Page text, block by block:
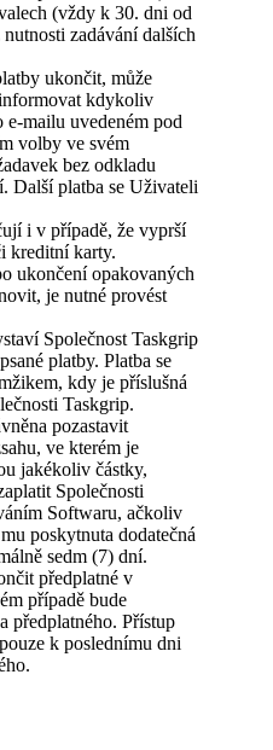
(vždy k 30. dni od
zadávání dalších
ukončit, může
kdykoliv
mailu uvedeném pod
volby ve svém
bez odkladu
Další platba se Uživateli
i v případě, že vyprší
kreditní karty.
ukončení opakovaných
je nutné provést
Společnost Taskgrip
platby. Platba se
kdy je příslušná
Taskgrip.
pozastavit
ve kterém je
jakékoliv částky,
Společnosti
Softwaru, ačkoliv
poskytnuta dodatečná
sedm (7) dní.
předplatné v
případě bude
předplatného. Přístup
k poslednímu dni